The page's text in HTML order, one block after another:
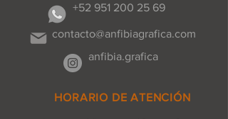
anfibia.grafica
contacto@anfibiagrafica.com
+52 951 200 25 69
HORARIO DE ATENCIÓN